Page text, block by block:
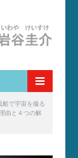
船で宇宙を撮る
由と４つの解